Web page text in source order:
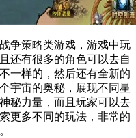
争策略类游戏，游戏中玩
还有很多的角色可以去自
一样的，然后还有全新的
宇宙的奥秘，展现不同星
秘力量，而且玩家可以去
更多不同的玩法，非常的